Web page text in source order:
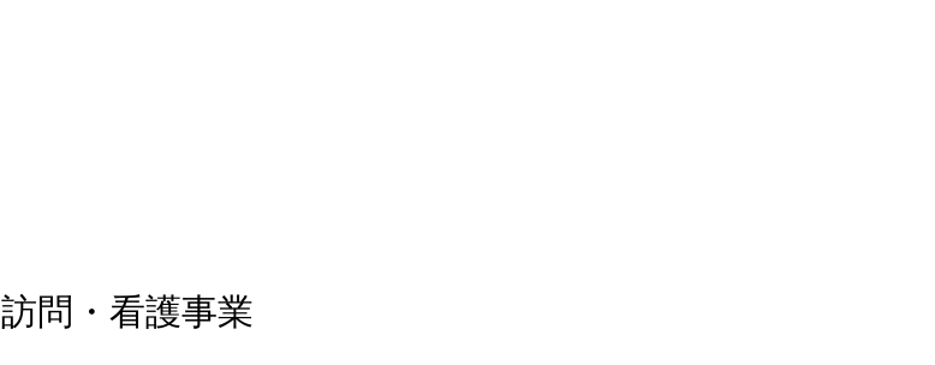
訪問・看護事業